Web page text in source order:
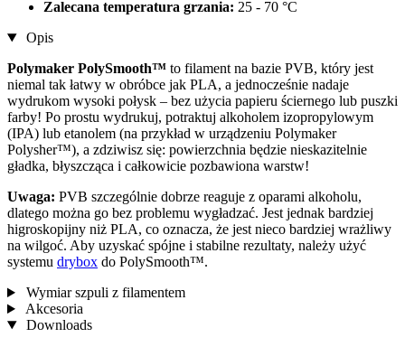
Zalecana temperatura grzania: 25 - 70 °C
Opis
Polymaker PolySmooth™ to filament na bazie PVB, który jest
niemal tak łatwy w obróbce jak PLA, a jednocześnie nadaje
wydrukom wysoki połysk – bez użycia papieru ściernego lub puszki
farby! Po prostu wydrukuj, potraktuj alkoholem izopropylowym
(IPA) lub etanolem (na przykład w urządzeniu Polymaker
Polysher™), a zdziwisz się: powierzchnia będzie nieskazitelnie
gładka, błyszcząca i całkowicie pozbawiona warstw!
Uwaga: PVB szczególnie dobrze reaguje z oparami alkoholu,
dlatego można go bez problemu wygładzać. Jest jednak bardziej
higroskopijny niż PLA, co oznacza, że ​​jest nieco bardziej wrażliwy
na wilgoć. Aby uzyskać spójne i stabilne rezultaty, należy użyć
systemu drybox do PolySmooth™.
Wymiar szpuli z filamentem
Akcesoria
Downloads